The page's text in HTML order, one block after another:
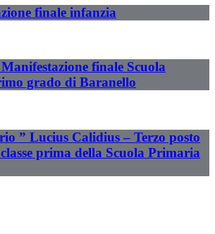
finale infanzia
finale Scuola
grado di Baranello
” Lucius Calidius – Terzo posto
prima della Scuola Primaria